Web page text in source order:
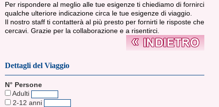
Per rispondere al meglio alle tue esigenze ti chiediamo di fornirci
qualche ulteriore indicazione circa le tue esigenze di viaggio.
Il nostro staff ti contatterà al più presto per fornirti le risposte che
cercavi. Grazie per la collaborazione e a risentirci.
Dettagli del Viaggio
N° Persone
Adulti
2-12 anni